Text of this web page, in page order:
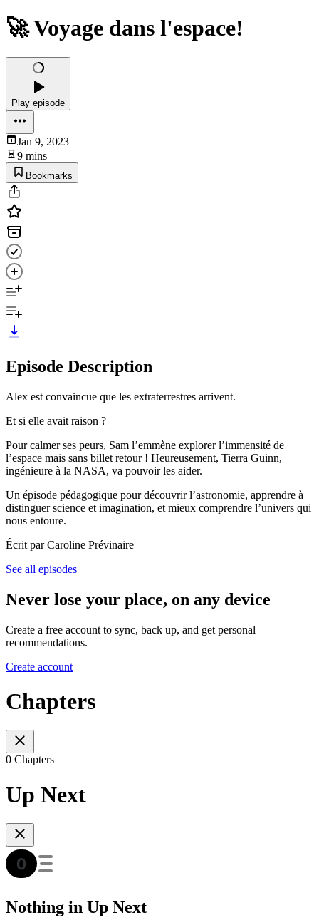
🚀 Voyage dans l'espace!
Play episode
Jan 9, 2023
9 mins
Bookmarks
Episode Description
Alex est convaincue que les extraterrestres arrivent.
Et si elle avait raison ?
Pour calmer ses peurs, Sam l’emmène explorer l’immensité de
l’espace mais sans billet retour ! Heureusement, Tierra Guinn,
ingénieure à la NASA, va pouvoir les aider.
Un épisode pédagogique pour découvrir l’astronomie, apprendre à
distinguer science et imagination, et mieux comprendre l’univers qui
nous entoure.
Écrit par Caroline Prévinaire
See all episodes
Never lose your place, on any device
Create a free account to sync, back up, and get personal
recommendations.
Create account
Chapters
0 Chapters
Up Next
Nothing in Up Next